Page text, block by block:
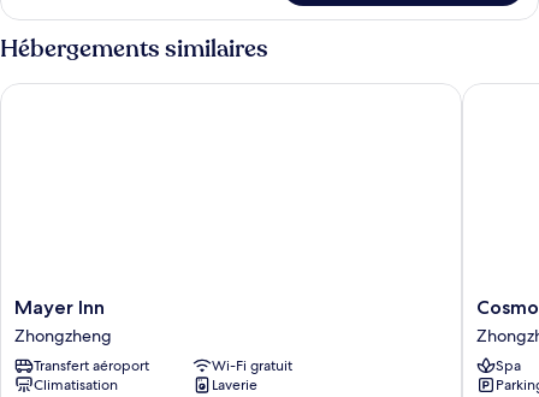
lit
double
le
type
de
Chambre
Hébergements similaires
Mayer
Inn
Zhongzheng
Mayer Inn
Zhongzheng
Transfert aéroport
Wi-Fi gratuit
Climatisation
Laverie
Mayer Inn
Cosmos
Hotel
Taipei
Spa